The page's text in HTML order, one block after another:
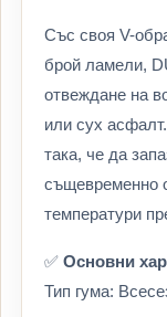
Със своя V-
брой ламели,
отвеждане на
или сух
така, че да
същевременно
температури
✅ Основни
Тип гума: